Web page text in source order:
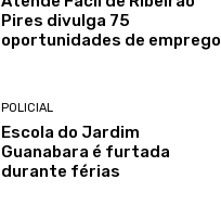
Pires divulga 75
oportunidades de emprego
POLICIAL
Escola do Jardim
Guanabara é furtada
durante férias